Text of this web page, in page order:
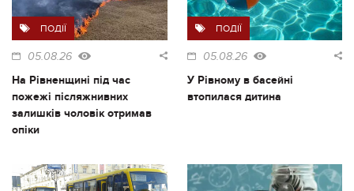
ПОДІЇ
05.08.26
На Рівненщині під час
пожежі післяжнивних
залишків чоловік отримав
опіки
ПОДІЇ
05.08.26
У Рівному в басейні
втопилася дитина